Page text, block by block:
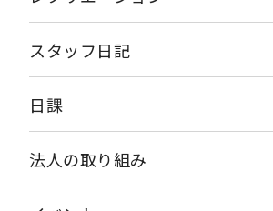
ビタミンB1：疲労回復に効果がある 昔か
にはうなぎを食べて栄養をたっぷり摂ろう
です。 土用の丑の日は季節の変わり目にあ
すいので、合理的と言えます。 さて先日、
ぎ」を発見し、 お店ののれんをくぐり、目
～すみません、、、うなぎ逃げてますけど
アリティーのないセリフを言うことになっ
題になっているとネットで目にしました。
あった容器から逃げたとのことでしたが、
なかの距離を移動していたとのこと…！ う
呼吸だけでなく、皮膚呼吸もできるとのこ
ムチンという物質で水分を保つ働きがあり
スタッフ日記
日課
法人の取り組み